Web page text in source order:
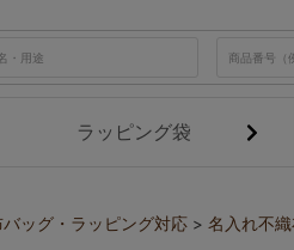
ラッピング袋
ッグ・ラッピング対応 名入れ不